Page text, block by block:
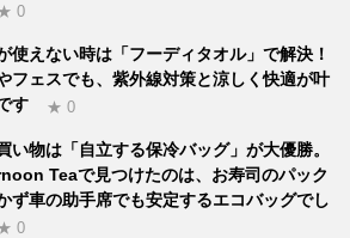
0
使えない時は「フーディタオル」で解決！
フェスでも、紫外線対策と涼しく快適が叶
す
★ 0
い物は「自立する保冷バッグ」が大優勝。
Teaで見つけたのは、お寿司のパック
ず車の助手席でも安定するエコバッグでし
0